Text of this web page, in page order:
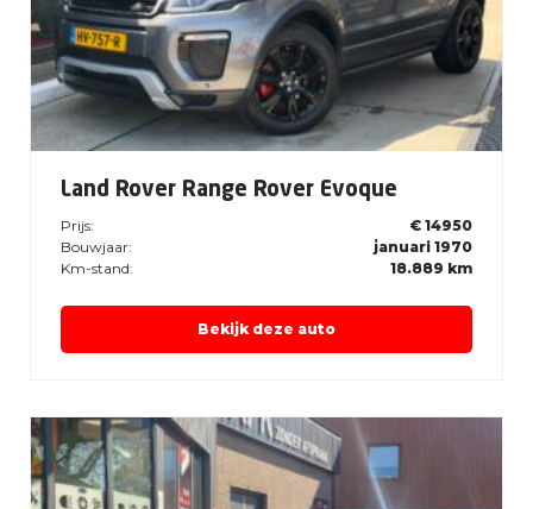
Land Rover Range Rover Evoque
Prijs:
€ 14950
Bouwjaar:
januari 1970
Km-stand:
18.889 km
Bekijk deze auto